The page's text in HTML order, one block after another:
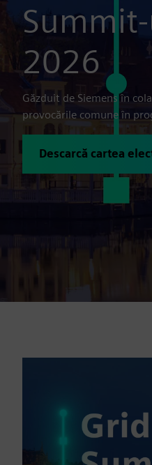
2026
Găzduit de Siemens în
provocările comune în
Descarcă cartea